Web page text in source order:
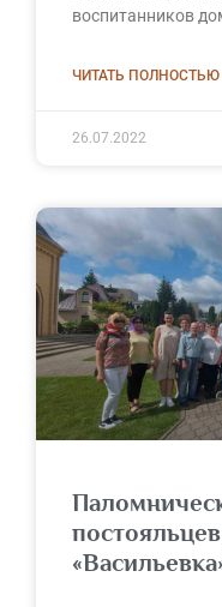
воспитанников
ЧИТАТЬ ПОЛНОСТЬЮ
26.07.2022